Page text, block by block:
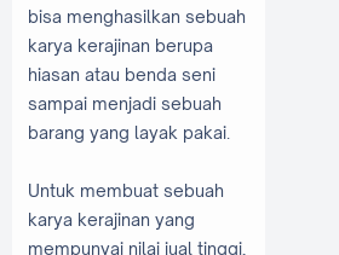
bisa menghasilkan sebuah
karya kerajinan berupa
hiasan atau benda seni
sampai menjadi sebuah
barang yang layak pakai.
Untuk membuat sebuah
karya kerajinan yang
mempunyai nilai jual tinggi,